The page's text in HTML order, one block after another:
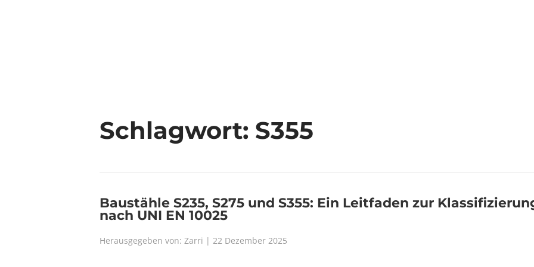
Schlagwort: S355
Baustähle S235, S275 und S355: Ein Leitfaden zur
nach UNI EN 10025
Herausgegeben von: Zarri | 22 Dezember 2025